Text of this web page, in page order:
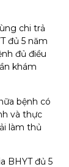
chi trả
đủ 5 năm
đủ điều
khám
bệnh có
và thực
làm thủ
BHYT đủ 5